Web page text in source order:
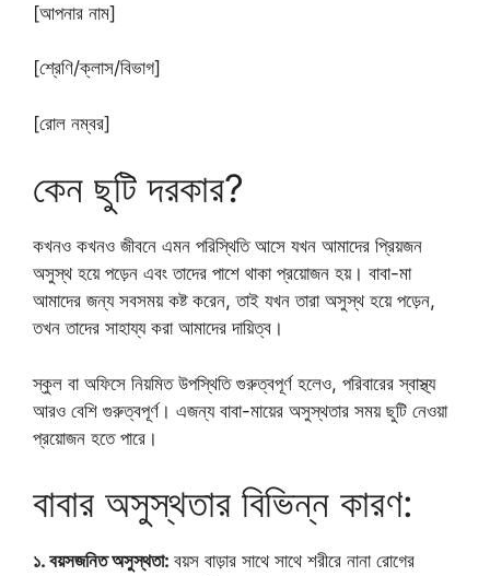
[আপনার নাম]
[শ্রেণি/ক্লাস/বিভাগ]
[রোল নম্বর]
কেন ছুটি দরকার?
কখনও কখনও জীবনে এমন পরিস্থিতি আসে যখন আমাদের প্রিয়জন
অসুস্থ হয়ে পড়েন এবং তাদের পাশে থাকা প্রয়োজন হয়। বাবা-মা
আমাদের জন্য সবসময় কষ্ট করেন, তাই যখন তারা অসুস্থ হয়ে পড়েন,
তখন তাদের সাহায্য করা আমাদের দায়িত্ব।
স্কুল বা অফিসে নিয়মিত উপস্থিতি গুরুত্বপূর্ণ হলেও, পরিবারের স্বাস্থ্য
আরও বেশি গুরুত্বপূর্ণ। এজন্য বাবা-মায়ের অসুস্থতার সময় ছুটি নেওয়া
প্রয়োজন হতে পারে।
বাবার অসুস্থতার বিভিন্ন কারণ:
১. বয়সজনিত অসুস্থতা: বয়স বাড়ার সাথে সাথে শরীরে নানা রোগের